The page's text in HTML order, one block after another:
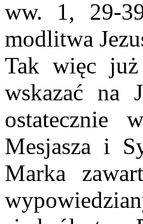
ww. 1, 29-
modlitwa
Tak więc już
wskazać na
ostatecznie
Mesjasza i
Marka